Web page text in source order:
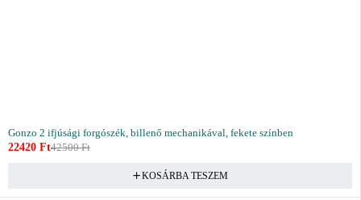
Gonzo 2 ifjúsági forgószék, billenő mechanikával, fekete színben
42500Ft
22420 Ft
KOSÁRBA TESZEM